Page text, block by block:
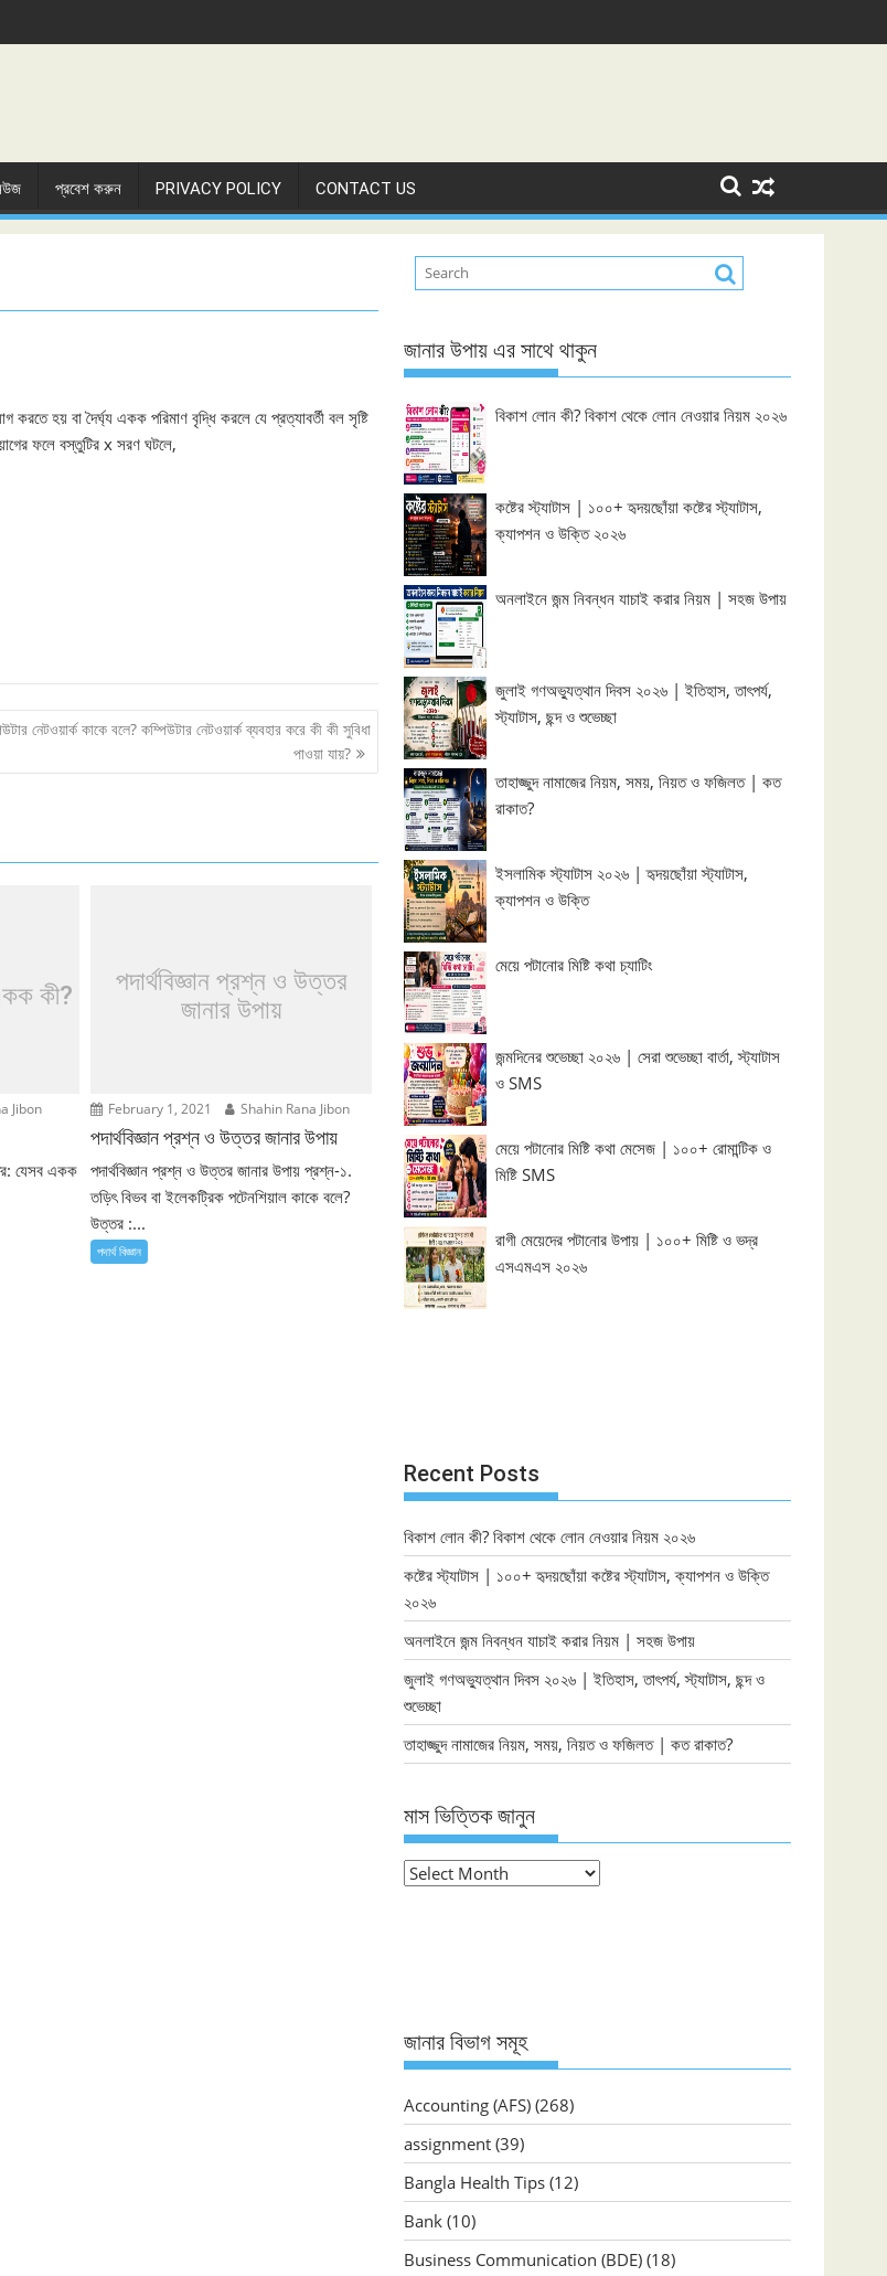
প্রবেশ করুন PRIVACY POLICY CONTACT US
হয় বা দৈর্ঘ্য একক পরিমাণ বৃদ্ধি করলে যে প্রত্যাবর্তী বল সৃষ্টি
ফলে বস্তুটির x সরণ ঘটলে,
নেটওয়ার্ক কাকে বলে? কম্পিউটার নেটওয়ার্ক ব্যবহার করে কী কী সুবিধা
পাওয়া যায়?
কী?
Jibon
যেসব একক
পদার্থবিজ্ঞান প্রশ্ন ও উত্তর
জানার উপায়
February 1, 2021 Shahin Rana Jibon
পদার্থবিজ্ঞান প্রশ্ন ও উত্তর জানার উপায়
পদার্থবিজ্ঞান প্রশ্ন ও উত্তর জানার উপায় প্রশ্ন-১.
তড়িৎ বিভব বা ইলেকট্রিক পটেনশিয়াল কাকে বলে?
উত্তর :...
পদার্থ বিজ্ঞান
জানার উপায় এর সাথে থাকুন
বিকাশ লোন কী? বিকাশ থেকে লোন নেওয়ার নিয়ম ২০২৬
কষ্টের স্ট্যাটাস | ১০০+ হৃদয়ছোঁয়া কষ্টের স্ট্যাটাস,
ক্যাপশন ও উক্তি ২০২৬
অনলাইনে জন্ম নিবন্ধন যাচাই করার নিয়ম | সহজ উপায়
জুলাই গণঅভ্যুত্থান দিবস ২০২৬ | ইতিহাস, তাৎপর্য,
স্ট্যাটাস, ছন্দ ও শুভেচ্ছা
তাহাজ্জুদ নামাজের নিয়ম, সময়, নিয়ত ও ফজিলত | কত
রাকাত?
ইসলামিক স্ট্যাটাস ২০২৬ | হৃদয়ছোঁয়া স্ট্যাটাস,
ক্যাপশন ও উক্তি
মেয়ে পটানোর মিষ্টি কথা চ্যাটিং
জন্মদিনের শুভেচ্ছা ২০২৬ | সেরা শুভেচ্ছা বার্তা, স্ট্যাটাস
ও SMS
মেয়ে পটানোর মিষ্টি কথা মেসেজ | ১০০+ রোমান্টিক ও
মিষ্টি SMS
রাগী মেয়েদের পটানোর উপায় | ১০০+ মিষ্টি ও ভদ্র
এসএমএস ২০২৬
Recent Posts
বিকাশ লোন কী? বিকাশ থেকে লোন নেওয়ার নিয়ম ২০২৬
কষ্টের স্ট্যাটাস | ১০০+ হৃদয়ছোঁয়া কষ্টের স্ট্যাটাস, ক্যাপশন ও উক্তি
২০২৬
অনলাইনে জন্ম নিবন্ধন যাচাই করার নিয়ম | সহজ উপায়
জুলাই গণঅভ্যুত্থান দিবস ২০২৬ | ইতিহাস, তাৎপর্য, স্ট্যাটাস, ছন্দ ও
শুভেচ্ছা
তাহাজ্জুদ নামাজের নিয়ম, সময়, নিয়ত ও ফজিলত | কত রাকাত?
মাস ভিত্তিক জানুন
মাস
জানার বিভাগ সমূহ
Accounting (AFS) (268)
assignment (39)
Bangla Health Tips (12)
Bank (10)
Business Communication (BDE) (18)